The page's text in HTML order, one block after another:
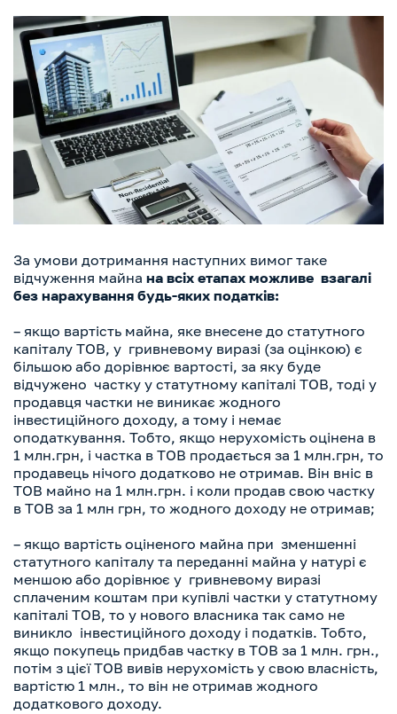
За умови дотримання наступних вимог таке
відчуження майна на всіх етапах можливе взагалі
без нарахування будь-яких податків:
– якщо вартість майна, яке внесене до статутного
капіталу ТОВ, у гривневому виразі (за оцінкою) є
більшою або дорівнює вартості, за яку буде
відчужено частку у статутному капіталі ТОВ, тоді у
продавця частки не виникає жодного
інвестиційного доходу, а тому і немає
оподаткування. Тобто, якщо нерухомість оцінена в
1 млн.грн, і частка в ТОВ продається за 1 млн.грн, то
продавець нічого додатково не отримав. Він вніс в
ТОВ майно на 1 млн.грн. і коли продав свою частку
в ТОВ за 1 млн грн, то жодного доходу не отримав;
– якщо вартість оціненого майна при зменшенні
статутного капіталу та переданні майна у натурі є
меншою або дорівнює у гривневому виразі
сплаченим коштам при купівлі частки у статутному
капіталі ТОВ, то у нового власника так само не
виникло інвестиційного доходу і податків. Тобто,
якщо покупець придбав частку в ТОВ за 1 млн. грн.,
потім з цієї ТОВ вивів нерухомість у свою власність,
вартістю 1 млн., то він не отримав жодного
додаткового доходу.